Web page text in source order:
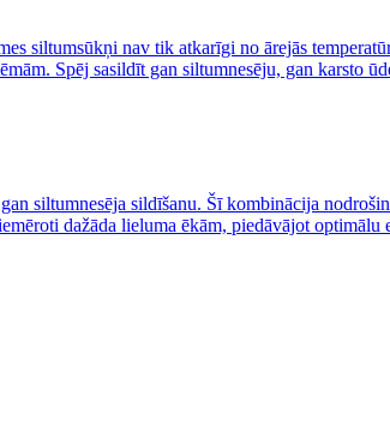
siltumsūkņi nav tik atkarīgi no ārejās
Spēj sasildīt gan siltumnesēju, gan karsto
siltumnesēja sildīšanu. Šī kombinācija
dažāda lieluma ēkām, piedāvājot